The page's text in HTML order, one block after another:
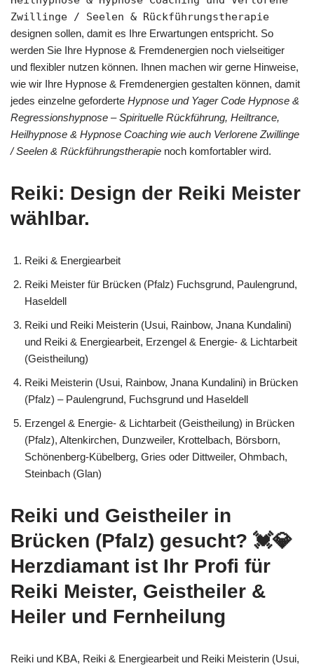
Zwillinge / Seelen & Rückführungstherapie
designen sollen, damit es Ihre Erwartungen entspricht. So
werden Sie Ihre Hypnose & Fremdenergien noch vielseitiger
und flexibler nutzen können. Ihnen machen wir gerne Hinweise,
wie wir Ihre Hypnose & Fremdenergien gestalten können, damit
jedes einzelne geforderte Hypnose und Yager Code Hypnose &
Regressionshypnose – Spirituelle Rückführung, Heiltrance,
Heilhypnose & Hypnose Coaching wie auch Verlorene Zwillinge
/ Seelen & Rückführungstherapie noch komfortabler wird.
Reiki: Design der Reiki Meister
wählbar.
Reiki & Energiearbeit
Reiki Meister für Brücken (Pfalz) Fuchsgrund, Paulengrund,
Haseldell
Reiki und Reiki Meisterin (Usui, Rainbow, Jnana Kundalini)
und Reiki & Energiearbeit, Erzengel & Energie- & Lichtarbeit
(Geistheilung)
Reiki Meisterin (Usui, Rainbow, Jnana Kundalini) in Brücken
(Pfalz) – Paulengrund, Fuchsgrund und Haseldell
Erzengel & Energie- & Lichtarbeit (Geistheilung) in Brücken
(Pfalz), Altenkirchen, Dunzweiler, Krottelbach, Börsborn,
Schönenberg-Kübelberg, Gries oder Dittweiler, Ohmbach,
Steinbach (Glan)
Reiki und Geistheiler in
Brücken (Pfalz) gesucht? 💓️💎
Herzdiamant ist Ihr Profi für
Reiki Meister, Geistheiler &
Heiler und Fernheilung
Reiki und KBA, Reiki & Energiearbeit und Reiki Meisterin (Usui,